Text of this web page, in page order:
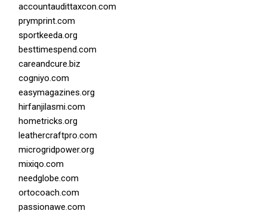
accountaudittaxcon.com
prymprint.com
sportkeeda.org
besttimespend.com
careandcure.biz
cogniyo.com
easymagazines.org
hirfanjilasmi.com
hometricks.org
leathercraftpro.com
microgridpower.org
mixiqo.com
needglobe.com
ortocoach.com
passionawe.com